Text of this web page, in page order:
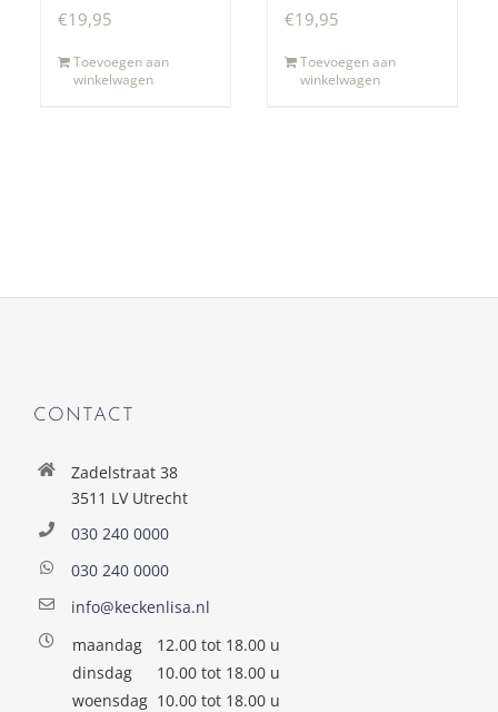
€19,95
Toevoegen aan
winkelwagen
€19,95
Toevoegen aan
winkelwagen
CONTACT
Zadelstraat 38
3511 LV Utrecht
030 240 0000
030 240 0000
info@keckenlisa.nl
maandag
12.00 tot 18.00 u
dinsdag
10.00 tot 18.00 u
woensdag 10.00 tot 18.00 u